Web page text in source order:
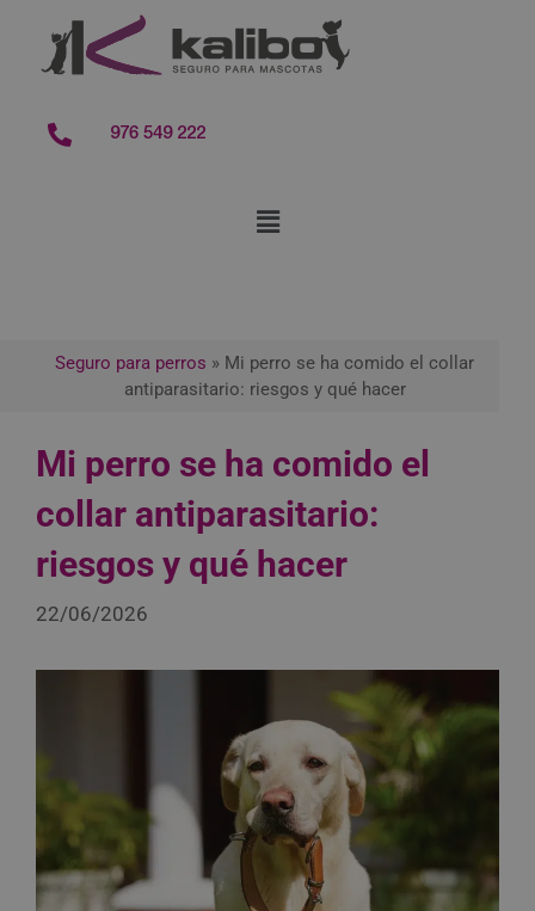
contenido
976 549 222
Seguro para perros » Mi perro se ha comido el collar
antiparasitario: riesgos y qué hacer
Mi perro se ha comido el
collar antiparasitario:
riesgos y qué hacer
22/06/2026